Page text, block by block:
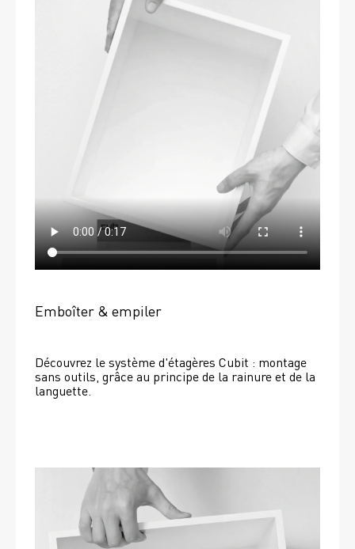
Emboîter & empiler
Découvrez le système d'étagères Cubit : montage
sans outils, grâce au principe de la rainure et de la
languette.